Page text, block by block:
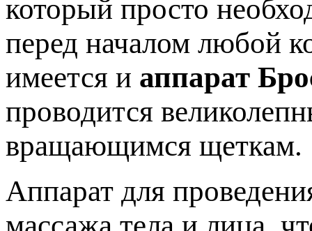
который просто
перед началом любой
имеется и аппарат
проводится
вращающимся щеткам.
Аппарат для